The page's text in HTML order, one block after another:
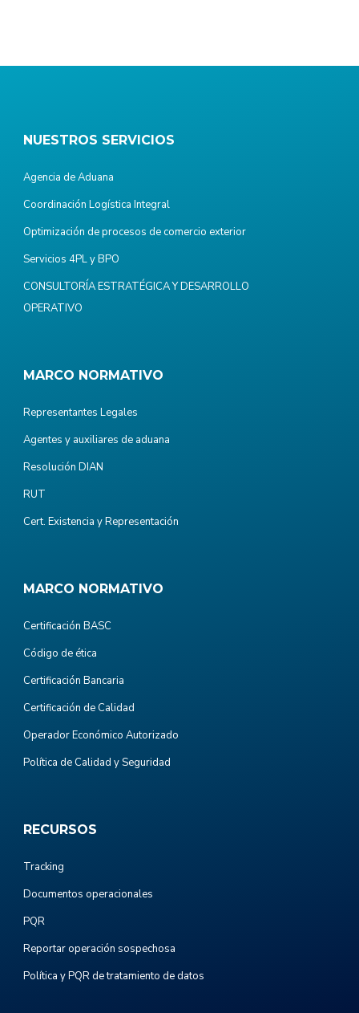
NUESTROS SERVICIOS
Agencia de Aduana
Coordinación Logística Integral
Optimización de procesos de comercio exterior
Servicios 4PL y BPO
CONSULTORÍA ESTRATÉGICA Y DESARROLLO
OPERATIVO
MARCO NORMATIVO
Representantes Legales
Agentes y auxiliares de aduana
Resolución DIAN
RUT
Cert. Existencia y Representación
MARCO NORMATIVO
Certificación BASC
Código de ética
Certificación Bancaria
Certificación de Calidad
Operador Económico Autorizado
Política de Calidad y Seguridad
RECURSOS
Tracking
Documentos operacionales
PQR
Reportar operación sospechosa
Política y PQR de tratamiento de datos